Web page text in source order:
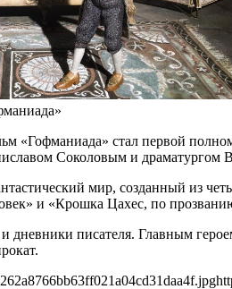
«Гофманиада» стал первой
Соколовым и
мир, созданный из
и «Крошка Цахес, по
писателя. Главным